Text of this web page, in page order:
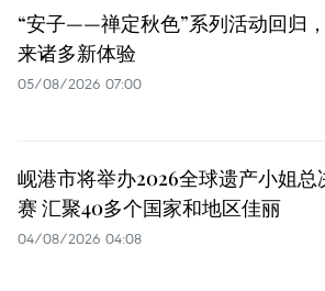
“安子——禅定秋色”系列活动回归
来诸多新体验
05/08/2026 07:00
岘港市将举办2026全球遗产小姐总
赛 汇聚40多个国家和地区佳丽
04/08/2026 04:08